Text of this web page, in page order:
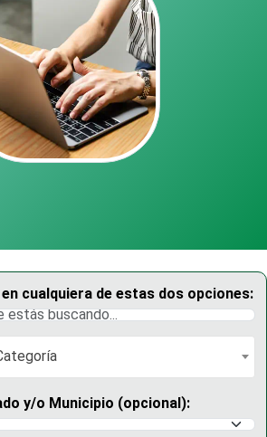
cualquiera de estas dos opciones:
y/o Municipio (opcional):